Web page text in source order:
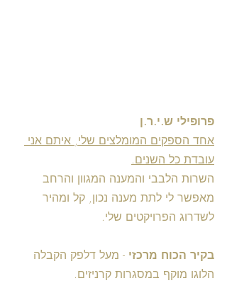
פרופילי ש.י.ר.ן
אחד הספקים המומלצים שלי, איתם אני
עובדת כל השנים.
השרות הלבבי והמענה המגוון והרחב
מאפשר לי לתת מענה נכון, קל ומהיר
לשדרוג הפרויקטים שלי.
בקיר הכוח מרכזי - מעל דלפק הקבלה
הלוגו מוקף במסגרות קרניזים.